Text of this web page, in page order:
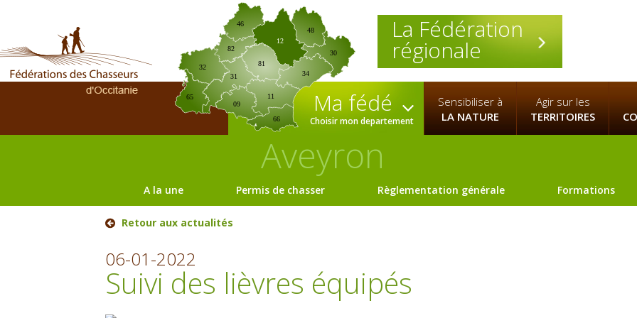
La Fédération
régionale
09
12
30
31
32
34
46
65
66
81
82
11
48
Ma fédé
Choisir mon departement
Sensibiliser à
LA NATURE
Agir sur les
TERRITOIRES
Aveyron
A la une Permis de chasser Règlementation générale Formations
Retour aux actualités
06-01-2022
Suivi des lièvres équipés